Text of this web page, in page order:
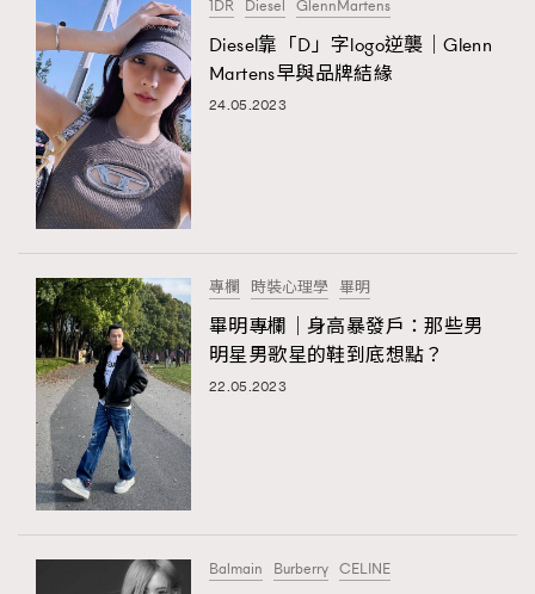
1DR Diesel GlennMartens
Diesel靠「D」字logo逆襲｜Glenn
Martens早與品牌結緣
24.05.2023
專欄 時裝心理學 畢明
畢明專欄｜身高暴發戶：那些男
明星男歌星的鞋到底想點？
22.05.2023
Balmain Burberry CELINE